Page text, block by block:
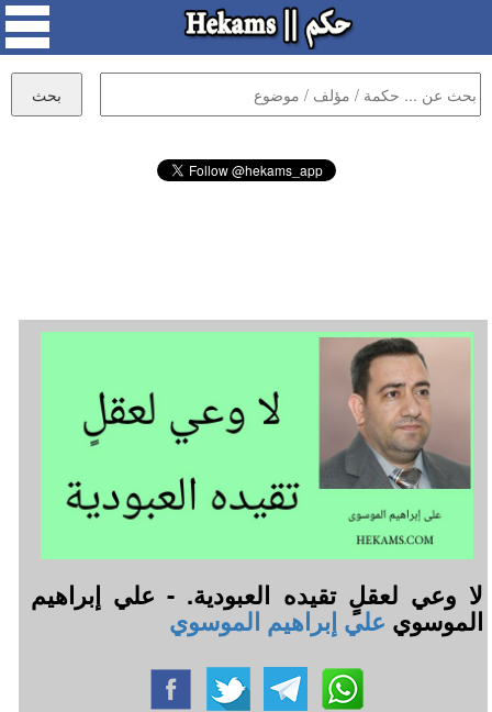
لا وعي لعقلٍ تقيده العبودية. - علي إبراهيم
الموسوي علي إبراهيم الموسوي